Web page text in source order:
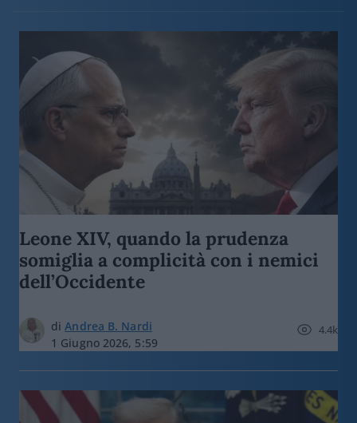
Leone XIV, quando la prudenza
somiglia a complicità con i nemici
dell’Occidente
diAndrea B. Nardi
1 Giugno 2026, 5:59
4.4k